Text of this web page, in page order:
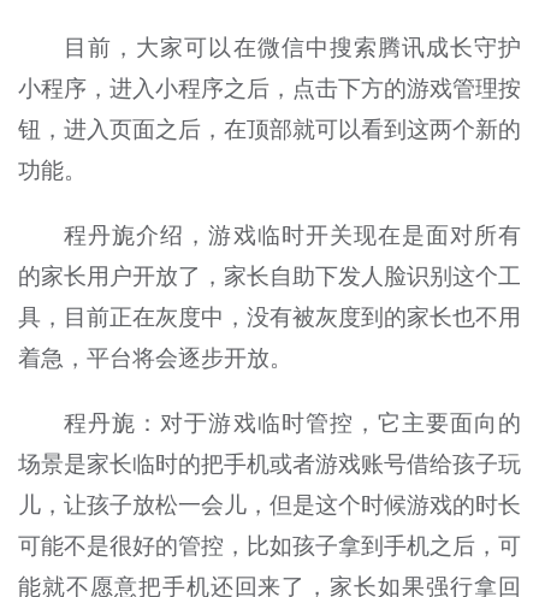
目前，大家可以在微信中搜索腾讯成长守护
小程序，进入小程序之后，点击下方的游戏管理按
钮，进入页面之后，在顶部就可以看到这两个新的
功能。
程丹旎介绍，游戏临时开关现在是面对所有
的家长用户开放了，家长自助下发人脸识别这个工
具，目前正在灰度中，没有被灰度到的家长也不用
着急，平台将会逐步开放。
程丹旎：对于游戏临时管控，它主要面向的
场景是家长临时的把手机或者游戏账号借给孩子玩
儿，让孩子放松一会儿，但是这个时候游戏的时长
可能不是很好的管控，比如孩子拿到手机之后，可
能就不愿意把手机还回来了，家长如果强行拿回